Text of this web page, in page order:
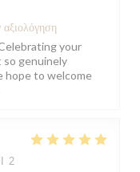
your
genuinely
hope to welcome
2